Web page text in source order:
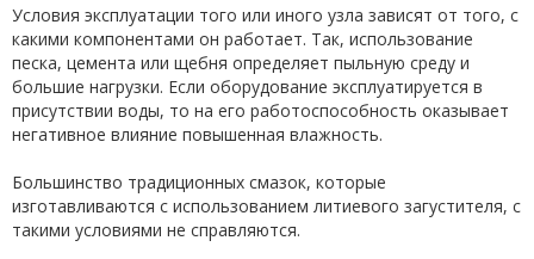
Условия эксплуатации того или иного узла зависят от того, с
какими компонентами он работает. Так, использование
песка, цемента или щебня определяет пыльную среду и
большие нагрузки. Если оборудование эксплуатируется в
присутствии воды, то на его работоспособность оказывает
негативное влияние повышенная влажность.
Большинство традиционных смазок, которые
изготавливаются с использованием литиевого загустителя, с
такими условиями не справляются.